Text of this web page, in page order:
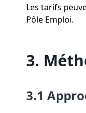
Les tarifs
Pôle Emploi.
3.
3.1